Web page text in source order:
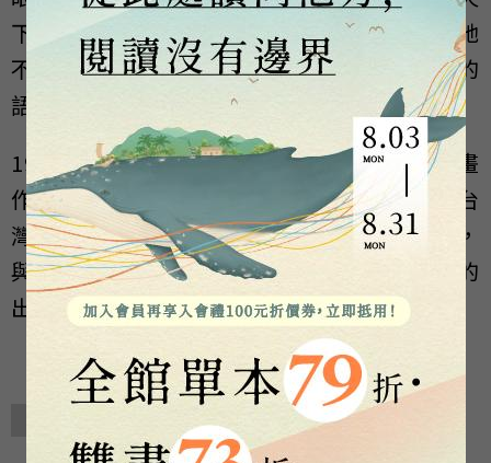
下，看看自己能闖出個什麼名號。結果證明她
不但成功的打入英國的插畫市場，也在倫敦的
語言學校教英文。
1998年長芳從聯合報繽紛版發跡、2002年插畫
作品印製於台北捷運儲值票上、同年開始與台
灣各出版社、雜誌社合作，一直到進軍國際，
與英、美、澳、加、愛爾蘭、巴基斯坦等國的
出版社合作。
相關著作